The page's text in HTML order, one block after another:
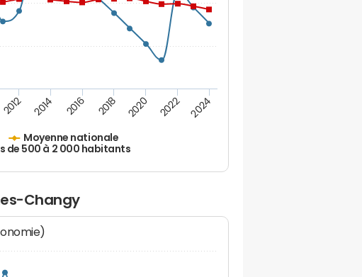
Moyenne nationale
de 500 à 2 000 habitants
2012 2014 2016 2018 2020 2022 2024
Changy